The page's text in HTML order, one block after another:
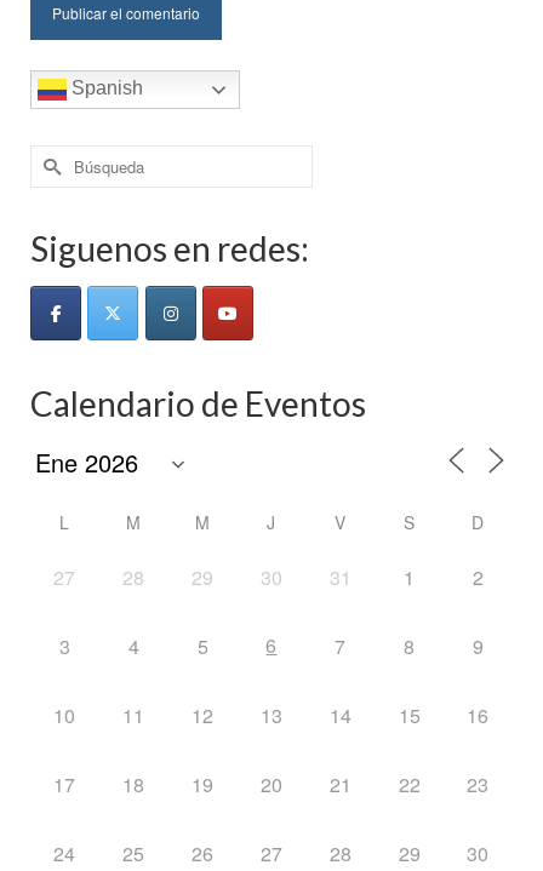
Spanish
Buscar
por:
Siguenos en redes:
Calendario de Eventos
L M M J V S D
27 28 29 30 31 1 2
3 4 5 6 7 8 9
10 11 12 13 14 15 16
17 18 19 20 21 22 23
24 25 26 27 28 29 30